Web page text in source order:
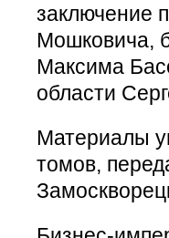
заключение
Мошковича,
Максима
области
Материалы
томов,